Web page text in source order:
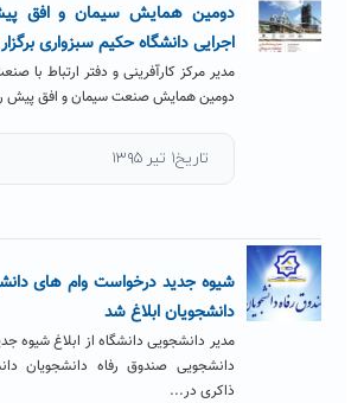
دومین همایش سیمان و افق
اجرایی دانشگاه حکیم سبزواری
مدیر مرکز کارآفرینی و دفتر ارتباط با
دومین همایش صنعت سیمان و افق پیش
تاریخ۱ تیر ۱۳۹۵
شیوه جدید درخواست وام های
دانشجویان ابلاغ شد
مدیر دانشجویی دانشگاه از ابلاغ شیوه
دانشجویی صندوق رفاه دانشجویان
ذاکری در...